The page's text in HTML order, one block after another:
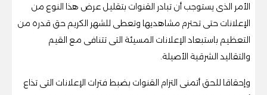
الأمر الذى يستوجب أن تبادر القنوات بتقليل عرض هذا النوع من
الإعلانات حتى تحترم مشاهديها وتعطى للشهر الكريم حق قدره من
التعظيم باستبعاد الإعلانات المسيئة التى تتنافى مع القيم
والتقاليد الشرقية الأصيلة.
وإحقاقا للحق أتمنى التزام القنوات بضبط فترات الإعلانات التى تذاع